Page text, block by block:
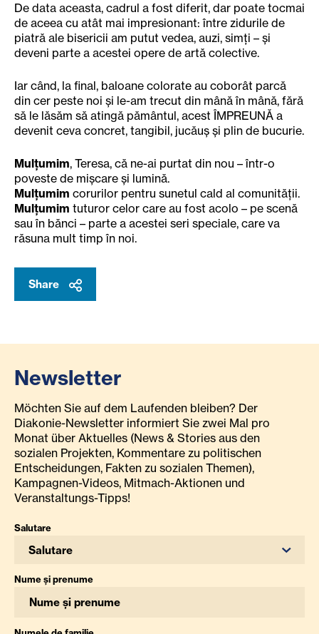
De data aceasta, cadrul a fost diferit, dar poate tocmai
de aceea cu atât mai impresionant: între zidurile de
piatră ale bisericii am putut vedea, auzi, simți – și
deveni parte a acestei opere de artă colective.
Iar când, la final, baloane colorate au coborât parcă
din cer peste noi și le-am trecut din mână în mână, fără
să le lăsăm să atingă pământul, acest ÎMPREUNĂ a
devenit ceva concret, tangibil, jucăuș și plin de bucurie.
Mulțumim, Teresa, că ne-ai purtat din nou – într-o
poveste de mișcare și lumină.
Mulțumim corurilor pentru sunetul cald al comunității.
Mulțumim tuturor celor care au fost acolo – pe scenă
sau în bănci – parte a acestei seri speciale, care va
răsuna mult timp în noi.
Share
Newsletter
Möchten Sie auf dem Laufenden bleiben? Der
Diakonie-Newsletter informiert Sie zwei Mal pro
Monat über Aktuelles (News & Stories aus den
sozialen Projekten, Kommentare zu politischen
Entscheidungen, Fakten zu sozialen Themen),
Kampagnen-Videos, Mitmach-Aktionen und
Veranstaltungs-Tipps!
Salutare
Salutare
Nume și prenume